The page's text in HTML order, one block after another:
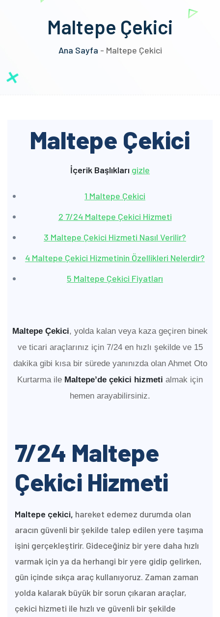
Maltepe Çekici
Ana Sayfa - Maltepe Çekici
Maltepe Çekici
İçerik Başlıkları gizle
1 Maltepe Çekici
2 7/24 Maltepe Çekici Hizmeti
3 Maltepe Çekici Hizmeti Nasıl Verilir?
4 Maltepe Çekici Hizmetinin Özellikleri Nelerdir?
5 Maltepe Çekici Fiyatları
Maltepe Çekici, yolda kalan veya kaza geçiren binek
ve ticari araçlarınız için 7/24 en hızlı şekilde ve 15
dakika gibi kısa bir sürede yanınızda olan Ahmet Oto
Kurtarma ile Maltepe’de çekici hizmeti almak için
hemen arayabilirsiniz.
7/24 Maltepe
Çekici Hizmeti
Maltepe çekici, hareket edemez durumda olan
aracın güvenli bir şekilde talep edilen yere taşıma
işini gerçekleştirir. Gideceğiniz bir yere daha hızlı
varmak için ya da herhangi bir yere gidip gelirken,
gün içinde sıkça araç kullanıyoruz. Zaman zaman
yolda kalarak büyük bir sorun çıkaran araçlar,
çekici hizmeti ile hızlı ve güvenli bir şekilde